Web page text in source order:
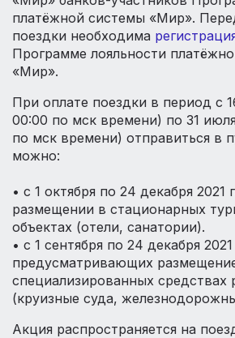
платёжной системы «Мир».
поездки необходима
Программе лояльности
«Мир».
При оплате поездки в период с
00:00 по мск времени) по 31
по мск времени) отправиться в
можно:
• с 1 октября по 24 декабря 2021
размещении в стационарных
объектах (отели, санатории).
• с 1 сентября по 24 декабря
предусматривающих
специализированных средствах
(круизные суда,
Акция распространяется на